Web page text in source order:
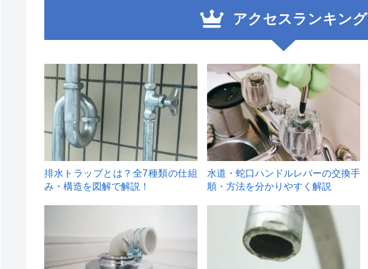
アクセスランキング
1
排水トラップとは？全7種類の仕組
み・構造を図解で解説！
2
水道・蛇口ハンドルレバーの交換手
順・方法を分かりやすく解説